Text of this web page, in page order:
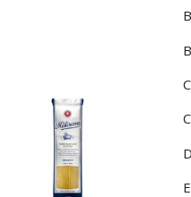
PÂTES FRAICHES
PÂTES SÈCHES ET RIZ
PLATS PRÉPARÉS
VINI
VINI DI